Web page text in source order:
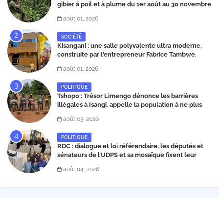
gibier à poil et à plume du 1er août au 30 novembre
août 01, 2026
SOCIÉTÉ
Kisangani : une salle polyvalente ultra moderne,
construite par l'entrepreneur Fabrice Tambwe,
août 01, 2026
POLITIQUE
Tshopo : Trésor Limengo dénonce les barrières
illégales à Isangi, appelle la population à ne plus
août 03, 2026
POLITIQUE
RDC : dialogue et loi référendaire, les députés et
sénateurs de l’UDPS et sa mosaïque fixent leur
Matata
août 04, 2026